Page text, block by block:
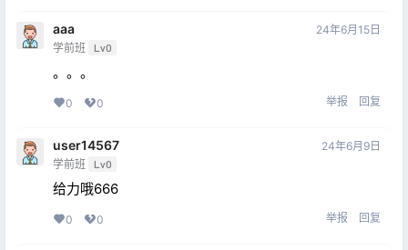
aaa
学前班 Lv0
24年6月15日
。。。
0 0 举报 回复
user14567
学前班 Lv0
24年6月9日
给力哦666
0 0 举报 回复